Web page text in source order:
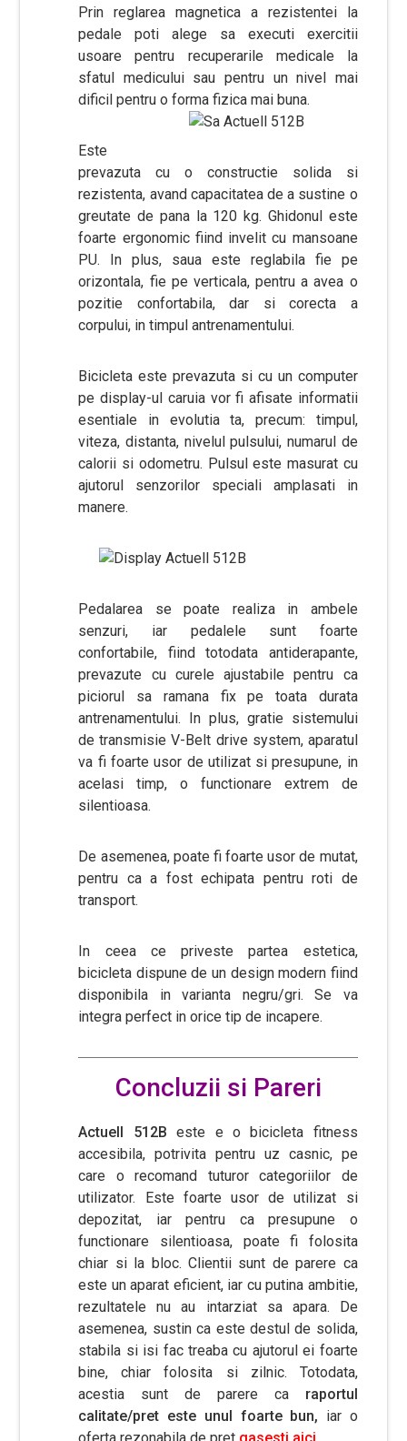
Prin reglarea magnetica a rezistentei la
pedale poti alege sa executi exercitii
usoare pentru recuperarile medicale la
sfatul medicului sau pentru un nivel mai
dificil pentru o forma fizica mai buna.
Este
prevazuta cu o constructie solida si
rezistenta, avand capacitatea de a sustine o
greutate de pana la 120 kg. Ghidonul este
foarte ergonomic fiind invelit cu mansoane
PU. In plus, saua este reglabila fie pe
orizontala, fie pe verticala, pentru a avea o
pozitie confortabila, dar si corecta a
corpului, in timpul antrenamentului.
Bicicleta este prevazuta si cu un computer
pe display-ul caruia vor fi afisate informatii
esentiale in evolutia ta, precum: timpul,
viteza, distanta, nivelul pulsului, numarul de
calorii si odometru. Pulsul este masurat cu
ajutorul senzorilor speciali amplasati in
manere.
Pedalarea se poate realiza in ambele
senzuri, iar pedalele sunt foarte
confortabile, fiind totodata antiderapante,
prevazute cu curele ajustabile pentru ca
piciorul sa ramana fix pe toata durata
antrenamentului. In plus, gratie sistemului
de transmisie V-Belt drive system, aparatul
va fi foarte usor de utilizat si presupune, in
acelasi timp, o functionare extrem de
silentioasa.
De asemenea, poate fi foarte usor de mutat,
pentru ca a fost echipata pentru roti de
transport.
In ceea ce priveste partea estetica,
bicicleta dispune de un design modern fiind
disponibila in varianta negru/gri. Se va
integra perfect in orice tip de incapere.
Concluzii si Pareri
Actuell 512Beste e o bicicleta fitness
accesibila, potrivita pentru uz casnic, pe
care o recomand tuturor categoriilor de
utilizator. Este foarte usor de utilizat si
depozitat, iar pentru ca presupune o
functionare silentioasa, poate fi folosita
chiar si la bloc. Clientii sunt de parere ca
este un aparat eficient, iar cu putina ambitie,
rezultatele nu au intarziat sa apara. De
asemenea, sustin ca este destul de solida,
stabila si isi fac treaba cu ajutorul ei foarte
bine, chiar folosita si zilnic. Totodata,
acestia sunt de parere ca raportul
calitate/pret este unul foarte bun, iar o